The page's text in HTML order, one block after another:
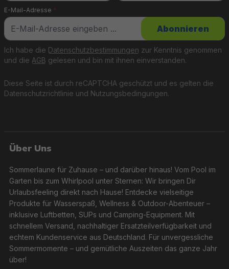
E-Mail-Adresse *
Diese Seite ist durch reCAPTCHA geschützt und es gelten die
Datenschutzrichtlinie und Nutzungsbedingungen.
Ich habe die Datenschutzbestimmungen zur Kenntnis genommen
und die AGB gelesen und bin mit ihnen einverstanden.
Abonnieren
Über Uns
Sommerlaune für Zuhause – und darüber hinaus! Vom Pool im
Garten bis zum Whirlpool unter Sternen: Wir bringen Dir
Urlaubsfeeling direkt nach Hause! Entdecke vielseitige
Produkte für Wasserspaß, Wellness & Outdoor-Abenteuer –
inklusive Luftbetten, SUPs und Camping-Equipment. Mit
schnellem Versand, nachhaltiger Ersatzteilverfügbarkeit und
echtem Kundenservice aus Deutschland. Für unvergessliche
Sommermomente – und gemütliche Auszeiten das ganze Jahr
über!